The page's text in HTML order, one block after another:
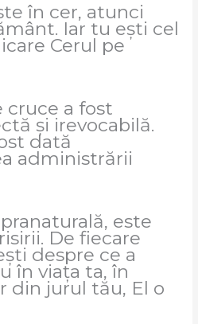
în cer, atunci
Iar tu ești cel
Cerul pe
cruce a fost
și irevocabilă.
dată
administrării
este
De fiecare
despre ce a
în viața ta, în
din jurul tău, El o